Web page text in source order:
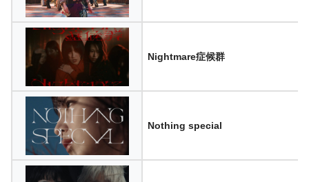
Nightmare症候群
Nothing special